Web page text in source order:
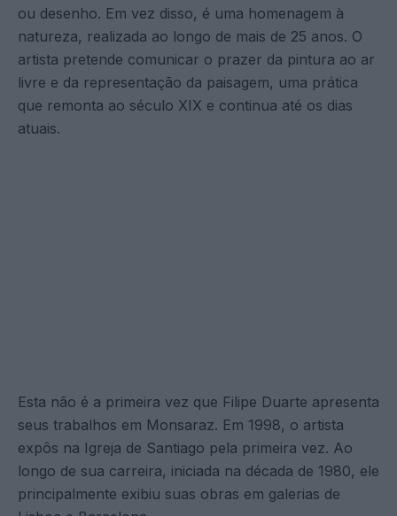
ou desenho. Em vez disso, é uma homenagem à
natureza, realizada ao longo de mais de 25 anos. O
artista pretende comunicar o prazer da pintura ao ar
livre e da representação da paisagem, uma prática
que remonta ao século XIX e continua até os dias
atuais.
Esta não é a primeira vez que Filipe Duarte apresenta
seus trabalhos em Monsaraz. Em 1998, o artista
expôs na Igreja de Santiago pela primeira vez. Ao
longo de sua carreira, iniciada na década de 1980, ele
principalmente exibiu suas obras em galerias de